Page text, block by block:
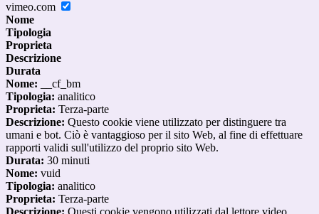
vimeo.com
Nome
Tipologia
Proprieta
Descrizione
Durata
Nome: __cf_bm
Tipologia: analitico
Proprieta: Terza-parte
Descrizione: Questo cookie viene utilizzato per distinguere tra
umani e bot. Ciò è vantaggioso per il sito Web, al fine di effettuare
rapporti validi sull'utilizzo del proprio sito Web.
Durata: 30 minuti
Nome: vuid
Tipologia: analitico
Proprieta: Terza-parte